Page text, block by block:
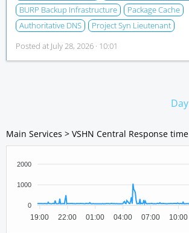
BURP Backup Infrastructure
Package Cache
Authoritative DNS
Project Syn Lieutenant
Posted at July 28, 2026 · 10:01
Day
Main Services > VSHN Central Response time
2000
1000
0
19:00 22:00 01:00 04:00 07:00 10:00